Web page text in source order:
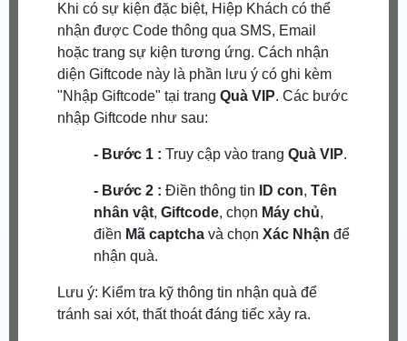
Khi có sự kiện đặc biệt, Hiệp Khách có thể
nhận được Code thông qua SMS, Email
hoặc trang sự kiện tương ứng. Cách nhận
diện Giftcode này là phần lưu ý có ghi kèm
"Nhập Giftcode" tại trang Quà VIP. Các bước
nhập Giftcode như sau:
- Bước 1 : Truy cập vào trang Quà VIP.
- Bước 2 : Điền thông tin ID con, Tên
nhân vật, Giftcode, chọn Máy chủ,
điền Mã captchavà chọn Xác Nhận để
nhận quà.
Lưu ý: Kiểm tra kỹ thông tin nhận quà để
tránh sai xót, thất thoát đáng tiếc xảy ra.